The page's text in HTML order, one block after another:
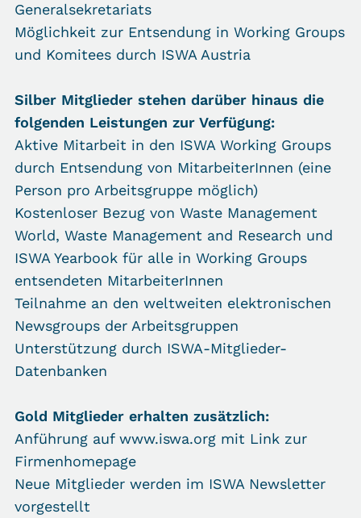
Generalsekretariats
Möglichkeit zur Entsendung in Working Groups
und Komitees durch ISWA Austria
Silber Mitglieder stehen darüber hinaus die
folgenden Leistungen zur Verfügung:
Aktive Mitarbeit in den ISWA Working Groups
durch Entsendung von MitarbeiterInnen (eine
Person pro Arbeitsgruppe möglich)
Kostenloser Bezug von Waste Management
World, Waste Management and Research und
ISWA Yearbook für alle in Working Groups
entsendeten MitarbeiterInnen
Teilnahme an den weltweiten elektronischen
Newsgroups der Arbeitsgruppen
Unterstützung durch ISWA-Mitglieder-
Datenbanken
Gold Mitglieder erhalten zusätzlich:
Anführung auf www.iswa.org mit Link zur
Firmenhomepage
Neue Mitglieder werden im ISWA Newsletter
vorgestellt